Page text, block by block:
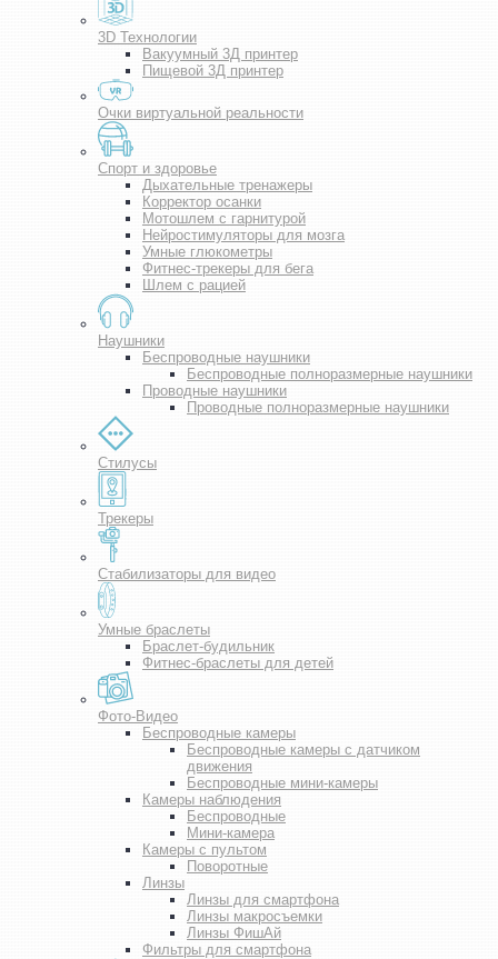
3D Технологии
Вакуумный 3Д принтер
Пищевой 3Д принтер
Очки виртуальной реальности
Спорт и здоровье
Дыхательные тренажеры
Корректор осанки
Мотошлем с гарнитурой
Нейростимуляторы для мозга
Умные глюкометры
Фитнес-трекеры для бега
Шлем с рацией
Наушники
Беспроводные наушники
Беспроводные полноразмерные наушники
Проводные наушники
Проводные полноразмерные наушники
Стилусы
Трекеры
Стабилизаторы для видео
Умные браслеты
Браслет-будильник
Фитнес-браслеты для детей
Фото-Видео
Беспроводные камеры
Беспроводные камеры с датчиком
движения
Беспроводные мини-камеры
Камеры наблюдения
Беспроводные
Мини-камера
Камеры с пультом
Поворотные
Линзы
Линзы для смартфона
Линзы макросъемки
Линзы ФишАй
Фильтры для смартфона